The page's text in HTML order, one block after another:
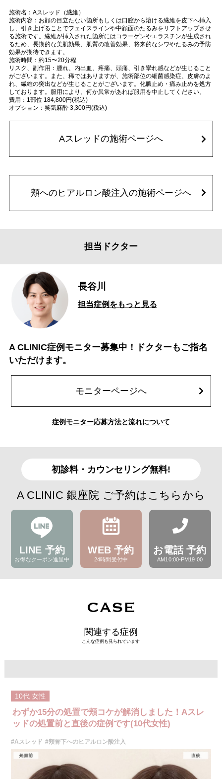
施術名：Aスレッド（繊維）
施術内容：お顔の目立たない箇所もしくは口腔から溶ける繊維を皮下へ挿入
し、引き上げることでフェイスラインや中顔面のたるみをリフトアップさせ
る施術です。繊維が挿入された箇所にはコラーゲンやエラスチンが生成され
るため、長期的な美肌効果、肌質の改善効果、将来的なシワやたるみの予防
効果が期待できます。
施術時間：約15〜20分程
リスク、副作用：腫れ、内出血、疼痛、頭痛、引き攣れ感などが生じること
がございます。また、稀ではありますが、施術部位の細菌感染症、皮膚のよ
れ、繊維の突出などが生じることがございます。化膿止め・痛み止めを処方
しております。服用により、何か異常があれば服用を中止してください。
費用：1部位 184,800円(税込)
オプション：笑気麻酔 3,300円(税込)
Aスレッドの施術ページへ
頬へのヒアルロン酸注入の施術ページへ
担当ドクター
長谷川
担当症例をもっと見る
A CLINIC症例モニター募集中！ドクターもご指名
いただけます。
モニターページへ
症例モニター応募方法と流れについて
初診料・カウンセリング無料!
A CLINIC 銀座院 ご予約はこちらから
LINE 予約
お得なクーポン進呈中
WEB 予約
24時間受付中
お電話 予約
AM10:00-PM19:00
CASE
関連する症例
こんな症例も見られています
10代 女性
わずか15分の処置で頬コケが解消しました！Aスレ
ッドの処置前と直後の症例です(10代女性)
#Aスレッド #頬骨下へのヒアルロン酸注入